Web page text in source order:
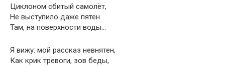
Циклоном сбитый самолёт,
Не выступило даже пятен
Там, на поверхности воды…
Я вижу: мой рассказ невнятен,
Как крик тревоги, зов беды,